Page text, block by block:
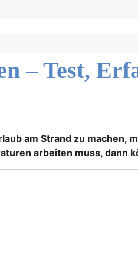
– Test,
am Strand zu machen,
arbeiten muss, dann